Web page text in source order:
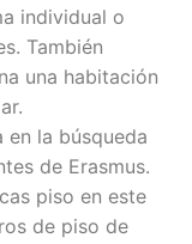
individual o
También
una habitación
en la búsqueda
de Erasmus.
piso en este
de piso de